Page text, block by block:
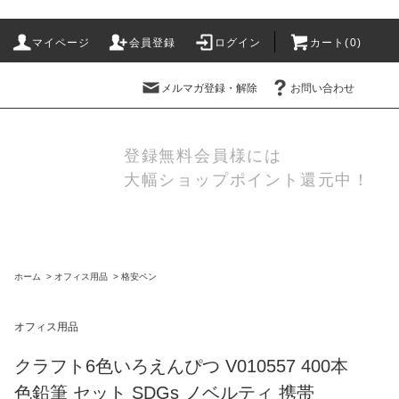
マイページ 会員登録 ログイン カート(0)
メルマガ登録・解除 お問い合わせ
登録無料会員様には
大幅ショップポイント還元中！
ホーム > オフィス用品 > 格安ペン
オフィス用品
クラフト6色いろえんぴつ V010557 400本
色鉛筆 セット SDGs ノベルティ 携帯